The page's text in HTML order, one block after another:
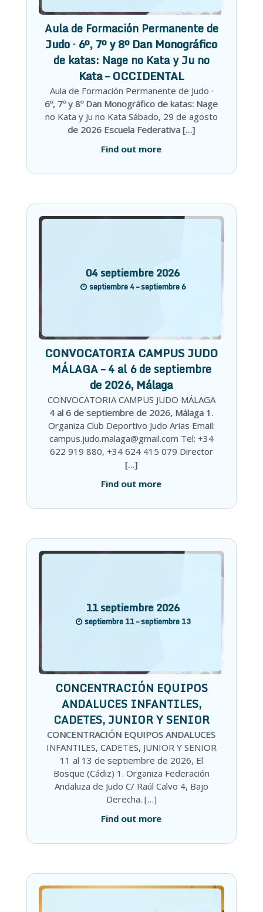
Aula de Formación Permanente de
Judo · 6º, 7º y 8º Dan Monográfico
de katas: Nage no Kata y Ju no
Kata – OCCIDENTAL
Aula de Formación Permanente de Judo ·
6º, 7º y 8º Dan Monográfico de katas: Nage
no Kata y Ju no Kata Sábado, 29 de agosto
de 2026 Escuela Federativa […]
Find out more
04 septiembre 2026
septiembre 4 – septiembre 6
CONVOCATORIA CAMPUS JUDO
MÁLAGA – 4 al 6 de septiembre
de 2026, Málaga
CONVOCATORIA CAMPUS JUDO MÁLAGA
4 al 6 de septiembre de 2026, Málaga 1.
Organiza Club Deportivo Judo Arias Email:
campus.judo.malaga@gmail.com Tel: +34
622 919 880, +34 624 415 079 Director
[…]
Find out more
11 septiembre 2026
septiembre 11 – septiembre 13
CONCENTRACIÓN EQUIPOS
ANDALUCES INFANTILES,
CADETES, JUNIOR Y SENIOR
CONCENTRACIÓN EQUIPOS ANDALUCES
INFANTILES, CADETES, JUNIOR Y SENIOR
11 al 13 de septiembre de 2026, El
Bosque (Cádiz) 1. Organiza Federación
Andaluza de Judo C/ Raúl Calvo 4, Bajo
Derecha. […]
Find out more